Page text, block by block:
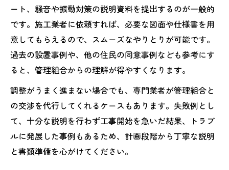
ート、騒音や振動対策の説明資料を提出するのが一般的
です。施工業者に依頼すれば、必要な図面や仕様書を用
意してもらえるので、スムーズなやりとりが可能です。
過去の設置事例や、他の住民の同意事例なども参考にす
ると、管理組合からの理解が得やすくなります。
調整がうまく進まない場合でも、専門業者が管理組合と
の交渉を代行してくれるケースもあります。失敗例とし
て、十分な説明を行わず工事開始を急いだ結果、トラブ
ルに発展した事例もあるため、計画段階から丁寧な説明
と書類準備を心がけてください。